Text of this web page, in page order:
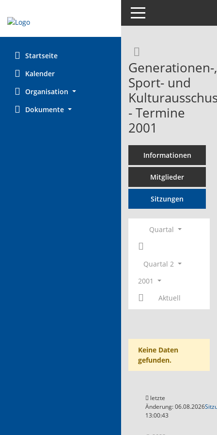
Startseite
Kalender
Organisation
Dokumente
Toggle navigation
Generationen-,
Sport- und
- Termine
2001
Informationen
Mitglieder
Sitzungen
Quartal
Quartal 2
2001
Aktuell
Keine Daten
gefunden.
letzte
Änderung: 06.08.2026
13:00:43